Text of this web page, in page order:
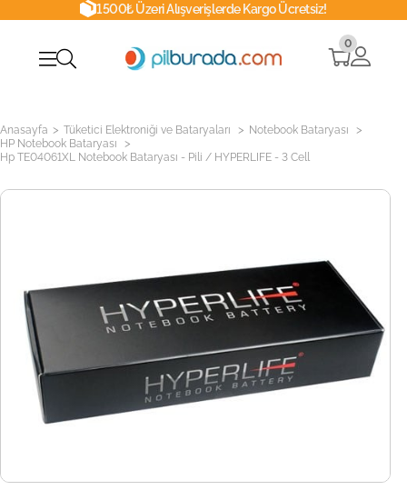
1500₺ Üzeri Alışverişlerde Kargo Ücretsiz!
0
Anasayfa > Tüketici Elektroniği ve Bataryaları > Notebook Bataryası >
HP Notebook Bataryası >
Hp TE04061XL Notebook Bataryası - Pili / HYPERLIFE - 3 Cell